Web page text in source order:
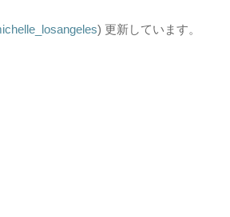
) 更新しています。